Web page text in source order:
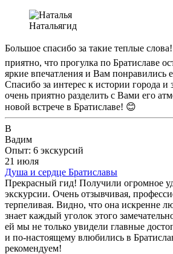
Натальягид
Большое спасибо за такие теплые
приятно, что прогулка по Братиславе
яркие впечатления и Вам понравились
Спасибо за интерес к истории города
очень приятно разделить с Вами его
новой встрече в Братиславе! 😊
В
Вадим
Опыт: 6 экскурсий
21 июля
Душа и сердце Братиславы
Прекрасный гид! Получили огромное
экскурсии. Очень отзывчивая,
терпеливая. Видно, что она искренне
знает каждый уголок этого
ей мы не только увидели главные
и по-настоящему влюбились в
рекомендуем!